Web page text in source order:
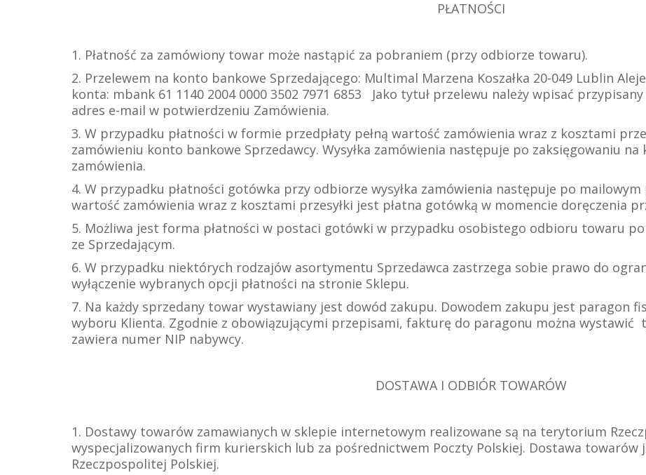
PŁATNOŚCI
1. Płatność za zamówiony towar może nastąpić za pobraniem (przy odbiorze towaru).
2. Przelewem na konto bankowe Sprzedającego: Multimal Marzena Koszałka 20-049 Lublin
konta: mbank 61 1140 2004 0000 3502 7971 6853 Jako tytuł przelewu należy wpisać
adres e-mail w potwierdzeniu Zamówienia.
3. W przypadku płatności w formie przedpłaty pełną wartość zamówienia wraz z kosztami
zamówieniu konto bankowe Sprzedawcy. Wysyłka zamówienia następuje po zaksięgowaniu
zamówienia.
4. W przypadku płatności gotówka przy odbiorze wysyłka zamówienia następuje po
wartość zamówienia wraz z kosztami przesyłki jest płatna gotówką w momencie doręczenia
5. Możliwa jest forma płatności w postaci gotówki w przypadku osobistego odbioru towaru
ze Sprzedającym.
6. W przypadku niektórych rodzajów asortymentu Sprzedawca zastrzega sobie prawo do
wyłączenie wybranych opcji płatności na stronie Sklepu.
7. Na każdy sprzedany towar wystawiany jest dowód zakupu. Dowodem zakupu jest paragon
wyboru Klienta. Zgodnie z obowiązującymi przepisami, fakturę do paragonu można
zawiera numer NIP nabywcy.
DOSTAWA I ODBIÓR TOWARÓW
1. Dostawy towarów zamawianych w sklepie internetowym realizowane są na terytorium
wyspecjalizowanych firm kurierskich lub za pośrednictwem Poczty Polskiej. Dostawa towarów
Rzeczpospolitej Polskiej.